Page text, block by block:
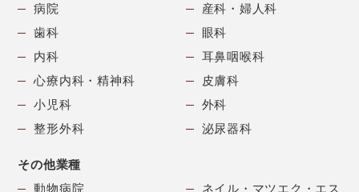
病院
歯科
内科
心療内科・精神科
小児科
整形外科
産科・婦人科
眼科
耳鼻咽喉科
皮膚科
外科
泌尿器科
その他業種
動物病院
ネイル・マツエク・ エス